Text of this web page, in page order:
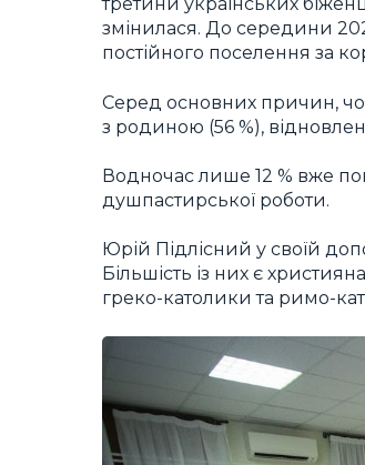
змінилася. До середини
постійного поселення за
Серед основних причин,
з родиною (56 %),
Водночас лише 12 % вже
душпастирської роботи.
Юрій Підлісний у своїй
Більшість із них є
греко-католики та римо-